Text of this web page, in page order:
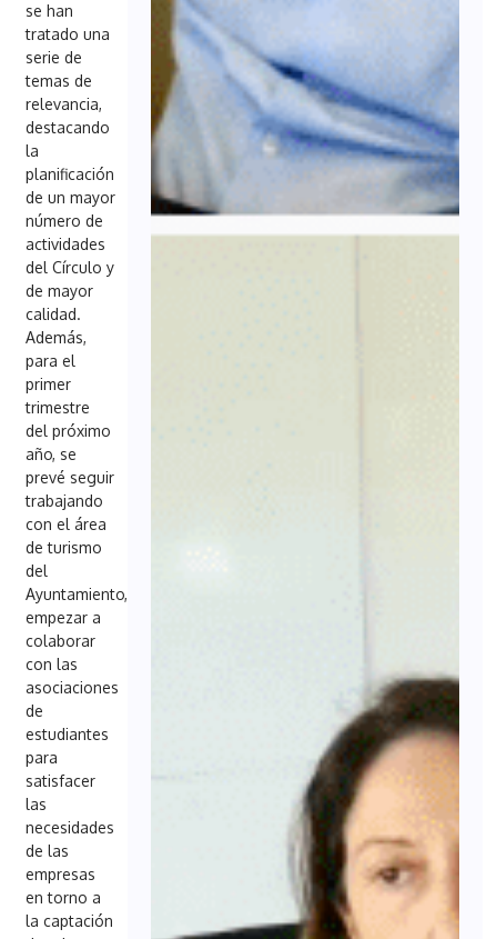
se han
tratado una
serie de
temas de
relevancia,
destacando
la
planificación
de un mayor
número de
actividades
del Círculo y
de mayor
calidad.
Además,
para el
primer
trimestre
del próximo
año, se
prevé seguir
trabajando
con el área
de turismo
del
Ayuntamiento,
empezar a
colaborar
con las
asociaciones
de
estudiantes
para
satisfacer
las
necesidades
de las
empresas
en torno a
la captación